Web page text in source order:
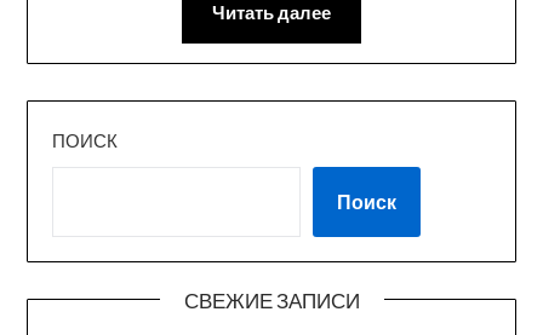
Читать далее
ПОИСК
Поиск
СВЕЖИЕ ЗАПИСИ